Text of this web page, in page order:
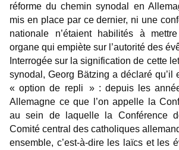
réforme du chemin synodal en
mis en place par ce dernier, ni une
nationale n’étaient habilités à
organe qui empiète sur l’autorité des
Interrogée sur la signification de cette
synodal, Georg Bätzing a déclaré qu’il
« option de repli » : depuis les
Allemagne ce que l’on appelle la
au sein de laquelle la Conférence
Comité central des catholiques
ensemble, c’est-à-dire les laïcs et les